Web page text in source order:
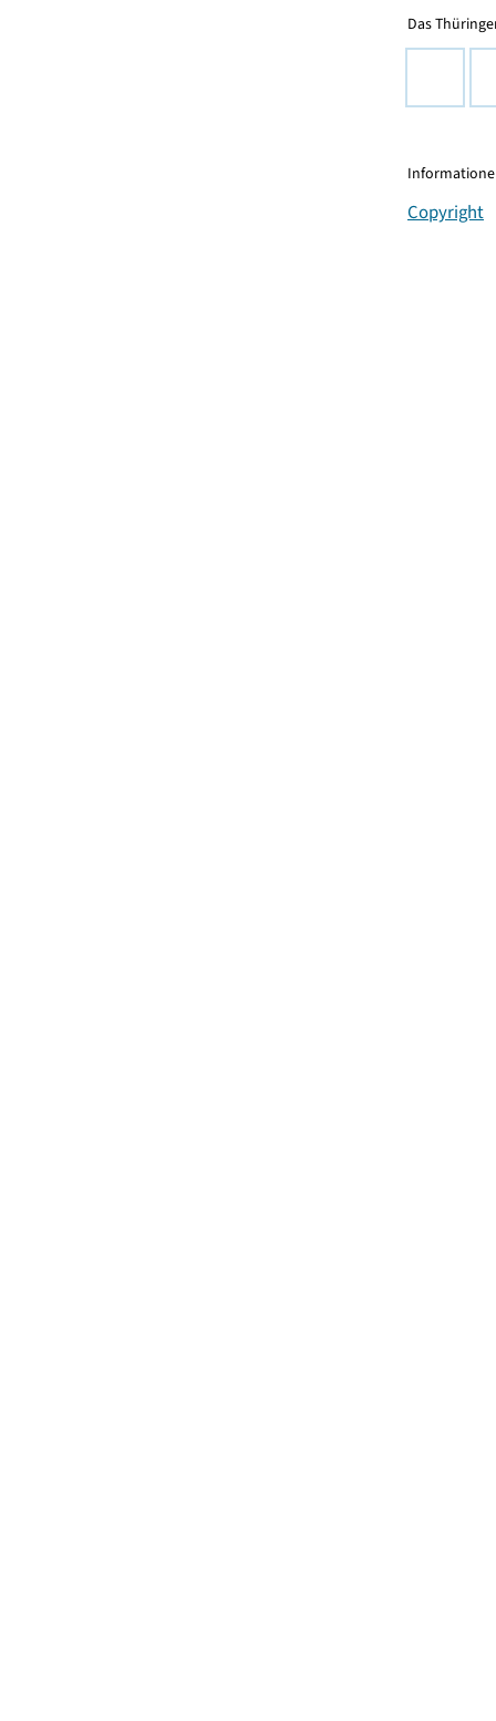
Das
Copyright